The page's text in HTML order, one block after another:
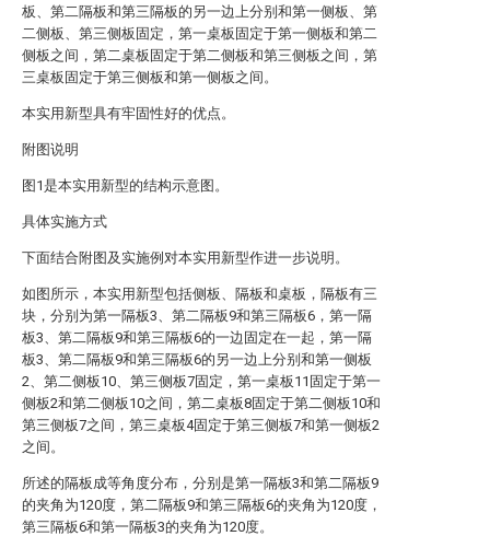
板、第二隔板和第三隔板的另一边上分别和第一侧板、第
二侧板、第三侧板固定，第一桌板固定于第一侧板和第二
侧板之间，第二桌板固定于第二侧板和第三侧板之间，第
三桌板固定于第三侧板和第一侧板之间。
本实用新型具有牢固性好的优点。
附图说明
图1是本实用新型的结构示意图。
具体实施方式
下面结合附图及实施例对本实用新型作进一步说明。
如图所示，本实用新型包括侧板、隔板和桌板，隔板有三
块，分别为第一隔板3、第二隔板9和第三隔板6，第一隔
板3、第二隔板9和第三隔板6的一边固定在一起，第一隔
板3、第二隔板9和第三隔板6的另一边上分别和第一侧板
2、第二侧板10、第三侧板7固定，第一桌板11固定于第一
侧板2和第二侧板10之间，第二桌板8固定于第二侧板10和
第三侧板7之间，第三桌板4固定于第三侧板7和第一侧板2
之间。
所述的隔板成等角度分布，分别是第一隔板3和第二隔板9
的夹角为120度，第二隔板9和第三隔板6的夹角为120度，
第三隔板6和第一隔板3的夹角为120度。